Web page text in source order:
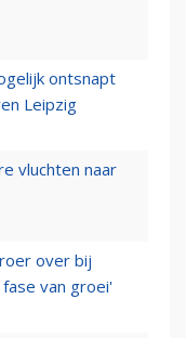
ontsnapt
Leipzig
vluchten naar
over bij
van groei'